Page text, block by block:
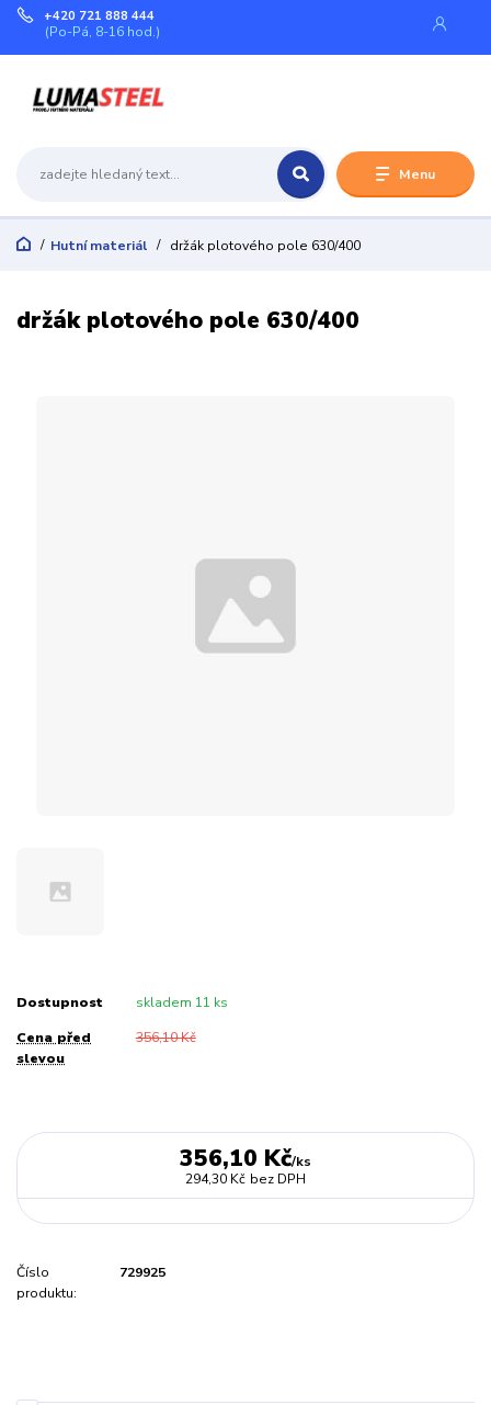
Menu
+420 721 888 444
(Po-Pá, 8-16 hod.)
Hutní materiál držák plotového pole 630/400
držák plotového pole 630/400
Dostupnost skladem 11 ks
Cena před
slevou
356,10 Kč
356,10 Kč/ks
294,30 Kč bez DPH
Číslo
produktu:
729925